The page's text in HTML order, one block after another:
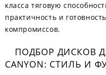
класса тяговую
практичность и
компромиссов.
ПОДБОР ДИСКОВ
CANYON: СТИЛЬ И